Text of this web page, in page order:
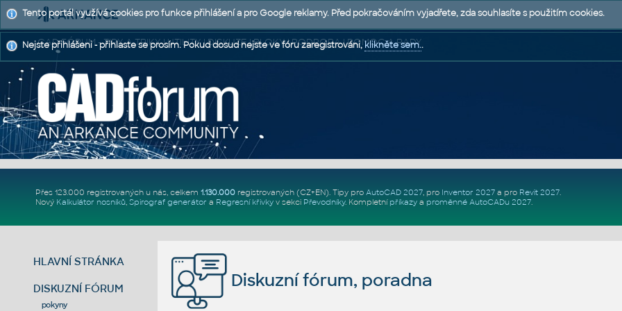
CAD FÓRUM - TIPY A TRIKY | UTILITY | DISKUZE | BLOKY | PODPORA | POMOC A RADY
Přes 123.000 registrovaných u nás, celkem 1.130.000registrovaných (CZ+EN). Tipy pro AutoCAD 2027, pro Inventor 2027a pro Revit 2027.
Nový Kalkulátor nosníků, Spirograf generátor a Regresní křivkyv sekci Převodníky. Kompletní příkazya proměnné AutoCADu 2027.
HLAVNÍ STRÁNKA
DISKUZNÍ FÓRUM
pokyny
Diskuzní fórum, poradna
Tento portál využívá cookies pro funkce přihlášení a pro Google reklamy. Před pokračováním vyjadřete, zda souhlasíte s použitím cookies.
Nejste přihlášeni - přihlaste se prosím. Pokud dosud nejste ve fóru zaregistrováni,klikněte sem..